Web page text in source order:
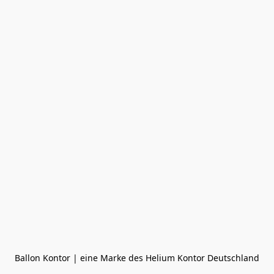
Ballon Kontor | eine Marke des Helium Kontor Deutschland